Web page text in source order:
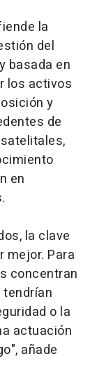
la
del
basada en
los activos
y
de
en
la clave
mejor. Para
concentran
o la
actuación
añade